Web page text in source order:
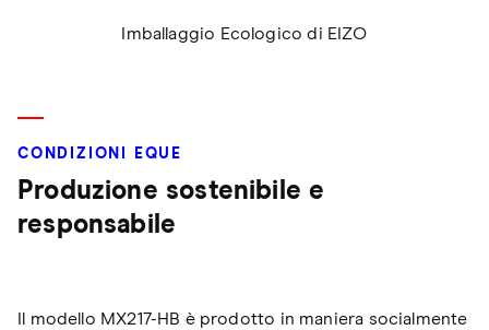
Imballaggio Ecologico di EIZO
CONDIZIONI EQUE
Produzione sostenibile e
responsabile
Il modello MX217-HB è prodotto in maniera socialmente